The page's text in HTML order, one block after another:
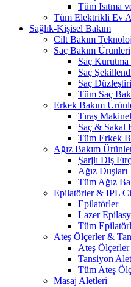
Tüm Isıtma
Tüm Elektrikli Ev
Sağlık-Kişisel Bakım
Cilt Bakım
Saç Bakım Ürünleri
Saç
Saç
Saç
Tüm Saç
Erkek Bakım
Tıraş
Saç & Sakal
Tüm Erkek
Ağız Bakım
Şarjlı Diş
Ağız Duşları
Tüm Ağız
Epilatörler & IPL
Epilatörler
Lazer
Tüm
Ateş Ölçerler &
Ateş Ölçerler
Tansiyon
Tüm Ateş
Masaj Aletleri